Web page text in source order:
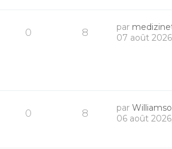
0 8 par
07 août
0 8 par
06 août